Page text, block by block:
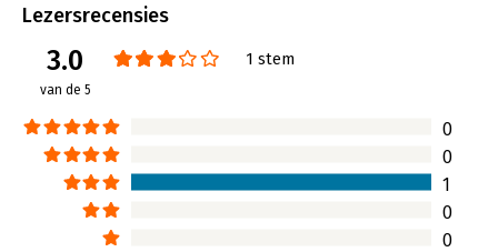
Compliance zonder integer gedrag is
Lees verder
Lezersrecensies
3.0
van de 5
1 stem
0
0
1
0
0